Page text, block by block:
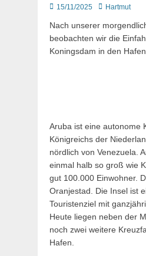
Posted
15/11/2025 AutorHartmut
Nach unserer
beobachten wir die
Koningsdam in den
Aruba ist eine autonome
Königreichs der
nördlich von Venezuela.
einmal halb so groß wie
gut 100.000 Einwohner.
Oranjestad. Die Insel ist
Touristenziel mit
Heute liegen neben der
noch zwei weitere
Hafen.